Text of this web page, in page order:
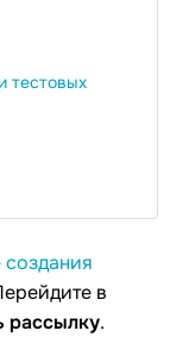
тестовых
создания
в
рассылку.